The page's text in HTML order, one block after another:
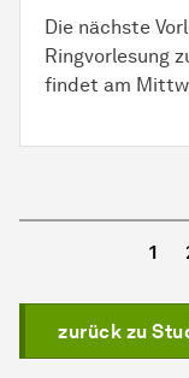
Die nächste
Ringvorlesung
findet am
1
zurück zu